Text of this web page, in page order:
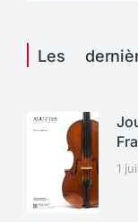
Les
1